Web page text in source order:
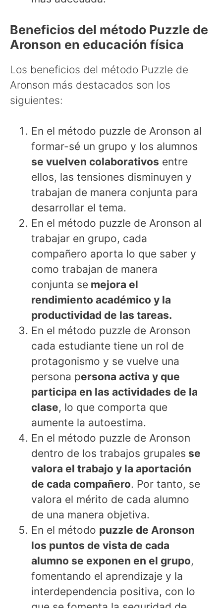
Beneficios del método Puzzle de
Aronson en educación física
Los beneficios del método Puzzle de
Aronson más destacados son los
siguientes:
En el método puzzle de Aronson al
formar-sé un grupo y los alumnos
se vuelven colaborativos entre
ellos, las tensiones disminuyen y
trabajan de manera conjunta para
desarrollar el tema.
En el método puzzle de Aronson al
trabajar en grupo, cada
compañero aporta lo que saber y
como trabajan de manera
conjunta se mejora el
rendimiento académico y la
productividad de las tareas.
En el método puzzle de Aronson
cada estudiante tiene un rol de
protagonismo y se vuelve una
persona persona activa y que
participa en las actividades de la
clase, lo que comporta que
aumente la autoestima.
En el método puzzle de Aronson
dentro de los trabajos grupales se
valora el trabajo y la aportación
de cada compañero. Por tanto, se
valora el mérito de cada alumno
de una manera objetiva.
En el método puzzle de Aronson
los puntos de vista de cada
alumno se exponen en el grupo,
fomentando el aprendizaje y la
interdependencia positiva, con lo